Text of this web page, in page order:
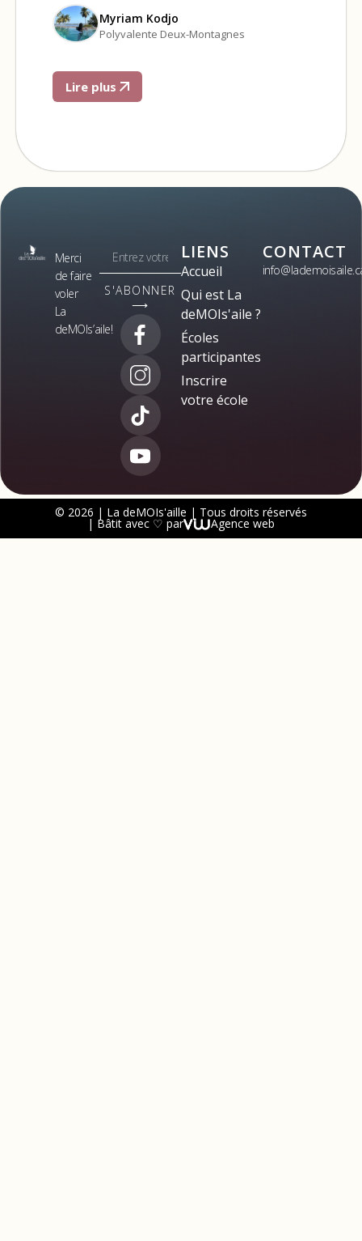
Myriam Kodjo
Polyvalente Deux-Montagnes
Lire plus
Merci
de faire
voler
La
deMOIs’aile!
S'ABONNER
⟶
LIENS
Accueil
Qui est La
deMOIs'aile ?
Écoles
participantes
Inscrire
votre école
CONTACT
© 2026 | La deMOIs'aille | Tous droits réservés
| Bâtit avec ♡ par Agence web